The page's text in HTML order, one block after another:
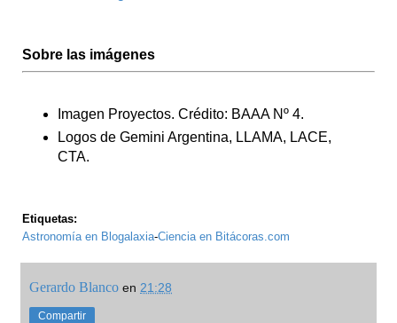
Sobre las imágenes
Imagen Proyectos. Crédito: BAAA Nº 4.
Logos de Gemini Argentina, LLAMA, LACE,
CTA.
Etiquetas:
Astronomía en Blogalaxia-Ciencia en Bitácoras.com
Gerardo Blanco en 21:28
Compartir